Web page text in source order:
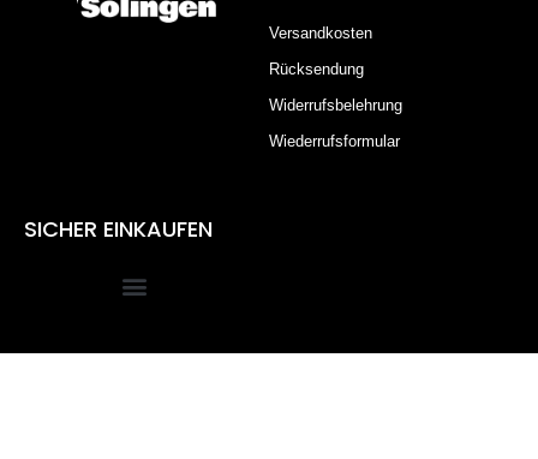
Versandkosten
Rücksendung
Widerrufsbelehrung
Wiederrufsformular
SICHER EINKAUFEN